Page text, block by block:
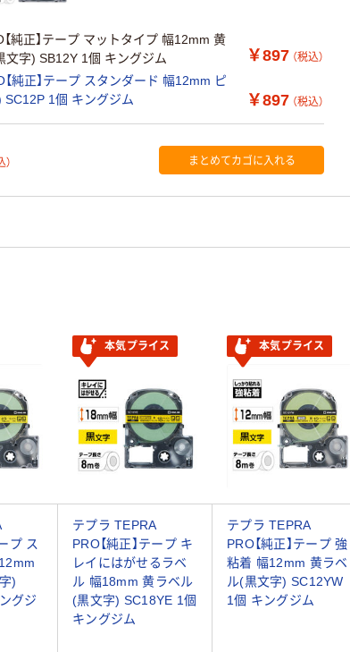
純正】テープ マットタイプ 幅12mm 黄
文字) SB12Y 1個 キングジム
￥897 （税込）
純正】テープ スタンダード 幅12mm ピ
SC12P 1個 キングジム
￥897 （税込）
） まとめてカゴに入れる
本気プライス 本気プライス
プ ス
)
グジ
テプラ TEPRA
PRO【純正】テープ キ
レイにはがせるラベ
ル 幅18mm 黄ラベル
(黒文字) SC18YE 1個
キングジム
テプラ TEPRA
PRO【純正】テープ 強
粘着 幅12mm 黄ラベ
ル(黒文字) SC12YW
1個 キングジム